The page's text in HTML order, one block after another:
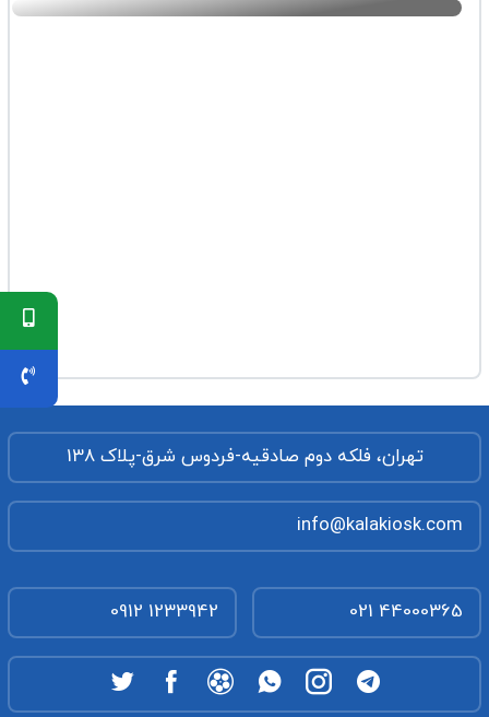
تهران، فلکه دوم صادقیه-فردوس شرق-پلاک 138
info@kalakiosk.com
021 44000365
0912 1233942